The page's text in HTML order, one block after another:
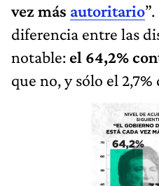
vez más autoritario
diferencia entre las
notable: el 64,2%
que no, y sólo el 2,7%